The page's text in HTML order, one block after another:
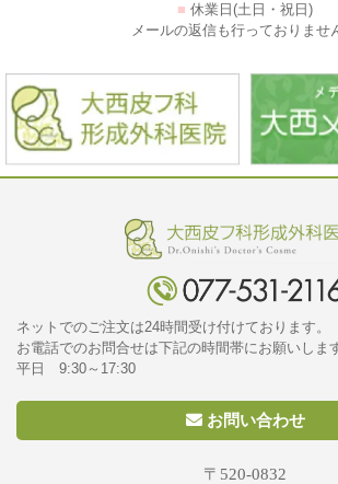
■ 休業日(土日・祝日)
メールの返信も行っておりませ
ネットでのご注文は24時間受け付けております。
お電話でのお問合せは下記の時間帯にお願いしま
平日 9:30～17:30
お問い合わせ
〒520-0832